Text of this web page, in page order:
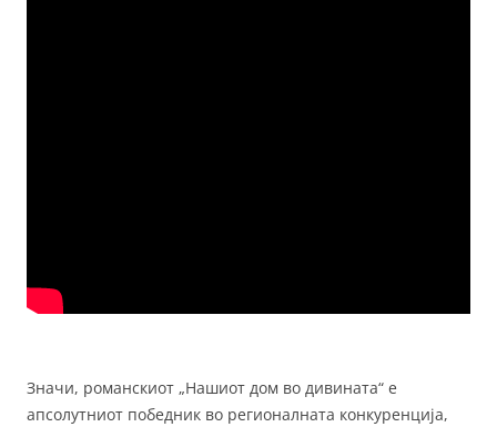
Значи, романскиот „Нашиот дом во дивината“ е
апсолутниот победник во регионалната конкуренција,